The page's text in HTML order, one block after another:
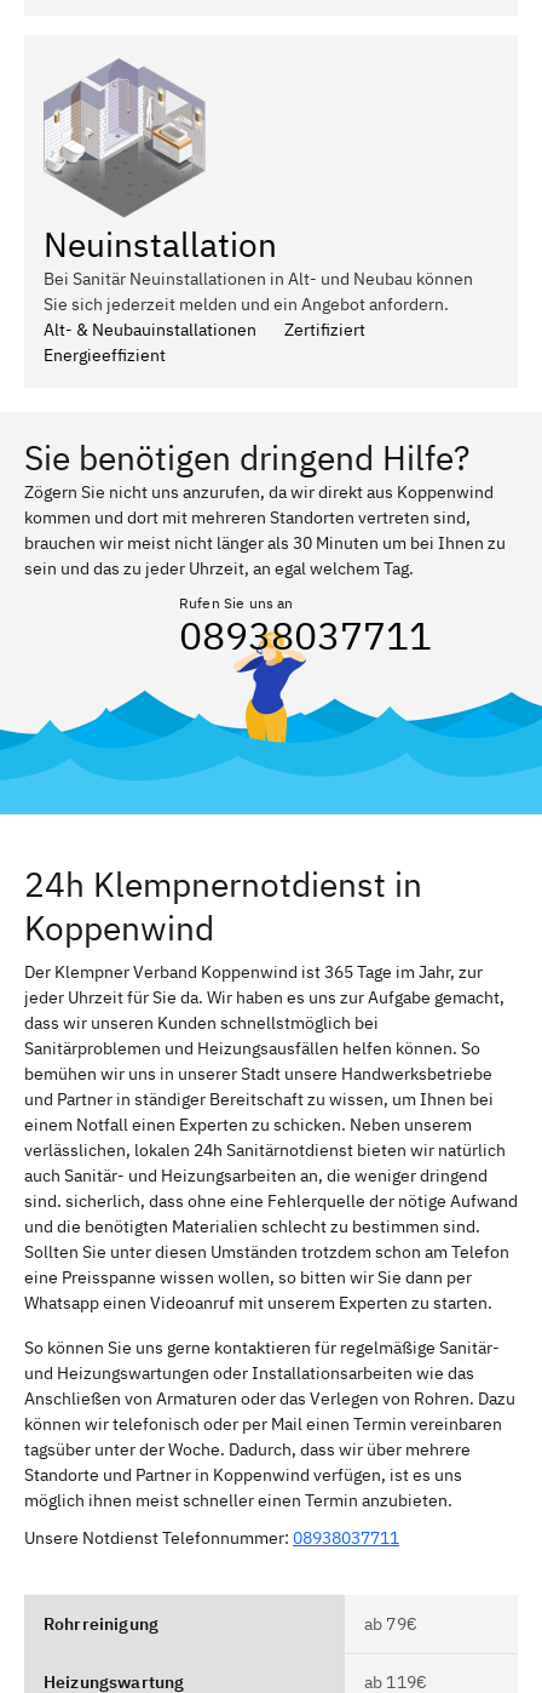
Neuinstallation
Bei Sanitär Neuinstallationen in Alt- und Neubau können
Sie sich jederzeit melden und ein Angebot anfordern.
Alt- & Neubauinstallationen
Zertifiziert
Energieeffizient
Sie benötigen dringend Hilfe?
Zögern Sie nicht uns anzurufen, da wir direkt aus Koppenwind
kommen und dort mit mehreren Standorten vertreten sind,
brauchen wir meist nicht länger als 30 Minuten um bei Ihnen zu
sein und das zu jeder Uhrzeit, an egal welchem Tag.
Rufen Sie uns an
08938037711
24h Klempnernotdienst in
Koppenwind
Der Klempner Verband Koppenwind ist 365 Tage im Jahr, zur
jeder Uhrzeit für Sie da. Wir haben es uns zur Aufgabe gemacht,
dass wir unseren Kunden schnellstmöglich bei
Sanitärproblemen und Heizungsausfällen helfen können. So
bemühen wir uns in unserer Stadt unsere Handwerksbetriebe
und Partner in ständiger Bereitschaft zu wissen, um Ihnen bei
einem Notfall einen Experten zu schicken. Neben unserem
verlässlichen, lokalen 24h Sanitärnotdienst bieten wir natürlich
auch Sanitär- und Heizungsarbeiten an, die weniger dringend
sind. sicherlich, dass ohne eine Fehlerquelle der nötige Aufwand
und die benötigten Materialien schlecht zu bestimmen sind.
Sollten Sie unter diesen Umständen trotzdem schon am Telefon
eine Preisspanne wissen wollen, so bitten wir Sie dann per
Whatsapp einen Videoanruf mit unserem Experten zu starten.
So können Sie uns gerne kontaktieren für regelmäßige Sanitär-
und Heizungswartungen oder Installationsarbeiten wie das
Anschließen von Armaturen oder das Verlegen von Rohren. Dazu
können wir telefonisch oder per Mail einen Termin vereinbaren
tagsüber unter der Woche. Dadurch, dass wir über mehrere
Standorte und Partner in Koppenwind verfügen, ist es uns
möglich ihnen meist schneller einen Termin anzubieten.
Unsere Notdienst Telefonnummer: 08938037711
Rohrreinigung ab 79€
Heizungswartung ab 119€